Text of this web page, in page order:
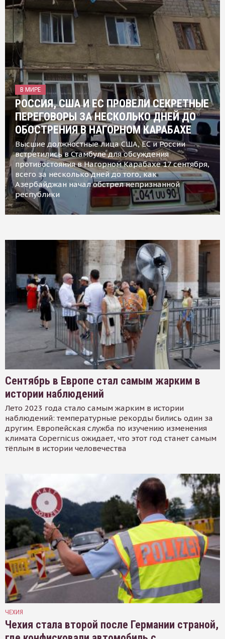
В МИРЕ
РОССИЯ, США И ЕС ПРОВЕЛИ СЕКРЕТНЫЕ
ПЕРЕГОВОРЫ ЗА НЕСКОЛЬКО ДНЕЙ ДО
ОБОСТРЕНИЯ В НАГОРНОМ КАРАБАХЕ
Высшие должностные лица США, ЕС и России
встретились в Стамбуле для обсуждения
противостояния в Нагорном Карабахе 17 сентября,
всего за несколько дней до того, как
Азербайджан начал обстрел непризнанной
республики
Сентябрь в Европе стал самым жарким в
истории наблюдений
Лето 2023 года стало самым жарким в истории
наблюдений: температурные рекорды бились один за
другим. Европейская служба по изучению изменения
климата Copernicus ожидает, что этот год станет самым
тёплым в истории человечества
ЧЕХИЯ
Чехия стала второй после Германии страной,